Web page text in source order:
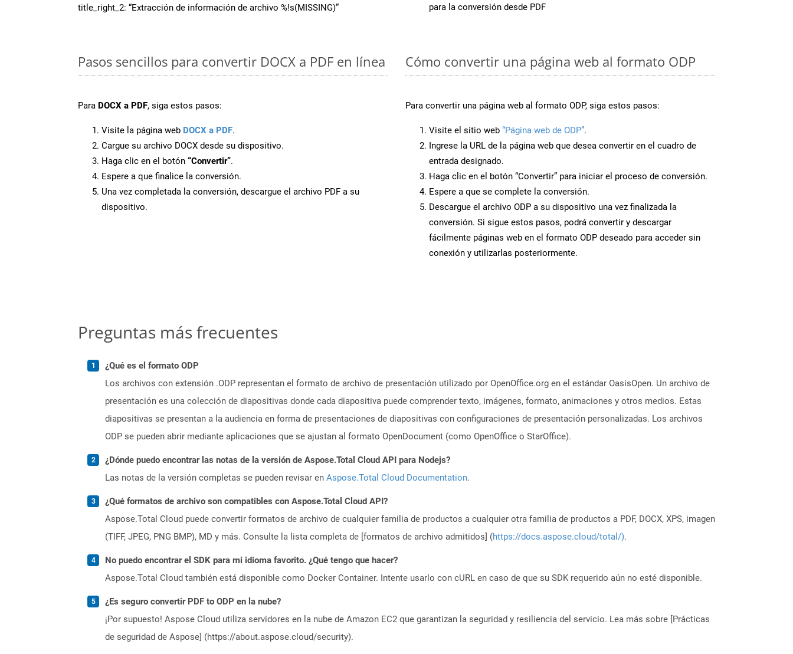
title_right_2: “Extracción de información de archivo %!s(MISSING)”
para la conversión desde PDF
Pasos sencillos para convertir DOCX a PDF en línea
Para DOCX a PDF, siga estos pasos:
Visite la página web DOCX a PDF.
Cargue su archivo DOCX desde su dispositivo.
Haga clic en el botón “Convertir”.
Espere a que finalice la conversión.
Una vez completada la conversión, descargue el archivo PDF a su
dispositivo.
Cómo convertir una página web al formato ODP
Para convertir una página web al formato ODP, siga estos pasos:
Visite el sitio web “Página web de ODP”.
Ingrese la URL de la página web que desea convertir en el cuadro de
entrada designado.
Haga clic en el botón “Convertir” para iniciar el proceso de conversión.
Espere a que se complete la conversión.
Descargue el archivo ODP a su dispositivo una vez finalizada la
conversión. Si sigue estos pasos, podrá convertir y descargar
fácilmente páginas web en el formato ODP deseado para acceder sin
conexión y utilizarlas posteriormente.
Preguntas más frecuentes
¿Qué es el formato ODP
Los archivos con extensión .ODP representan el formato de archivo de presentación utilizado por OpenOffice.org en el estándar OasisOpen. Un archivo de
presentación es una colección de diapositivas donde cada diapositiva puede comprender texto, imágenes, formato, animaciones y otros medios. Estas
diapositivas se presentan a la audiencia en forma de presentaciones de diapositivas con configuraciones de presentación personalizadas. Los archivos
ODP se pueden abrir mediante aplicaciones que se ajustan al formato OpenDocument (como OpenOffice o StarOffice).
¿Dónde puedo encontrar las notas de la versión de Aspose.Total Cloud API para Nodejs?
Las notas de la versión completas se pueden revisar en Aspose.Total Cloud Documentation.
¿Qué formatos de archivo son compatibles con Aspose.Total Cloud API?
Aspose.Total Cloud puede convertir formatos de archivo de cualquier familia de productos a cualquier otra familia de productos a PDF, DOCX, XPS, imagen
(TIFF, JPEG, PNG BMP), MD y más. Consulte la lista completa de [formatos de archivo admitidos] (https://docs.aspose.cloud/total/).
No puedo encontrar el SDK para mi idioma favorito. ¿Qué tengo que hacer?
Aspose.Total Cloud también está disponible como Docker Container. Intente usarlo con cURL en caso de que su SDK requerido aún no esté disponible.
¿Es seguro convertir PDF to ODP en la nube?
¡Por supuesto! Aspose Cloud utiliza servidores en la nube de Amazon EC2 que garantizan la seguridad y resiliencia del servicio. Lea más sobre [Prácticas
de seguridad de Aspose] (https://about.aspose.cloud/security).